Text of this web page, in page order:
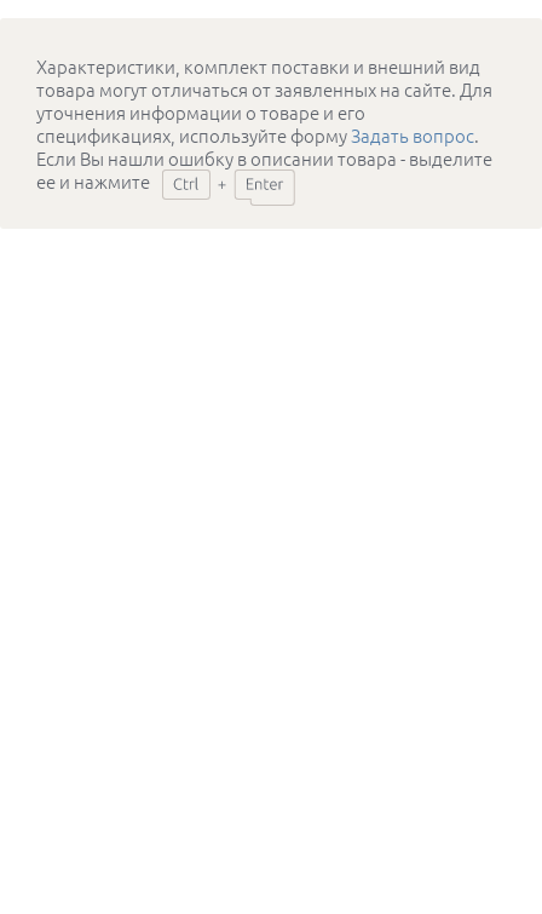
Характеристики, комплект поставки и внешний вид
товара могут отличаться от заявленных на сайте. Для
уточнения информации о товаре и его
спецификациях, используйте формуЗадать вопрос.
Если Вы нашли ошибку в описании товара - выделите
ее и нажмите